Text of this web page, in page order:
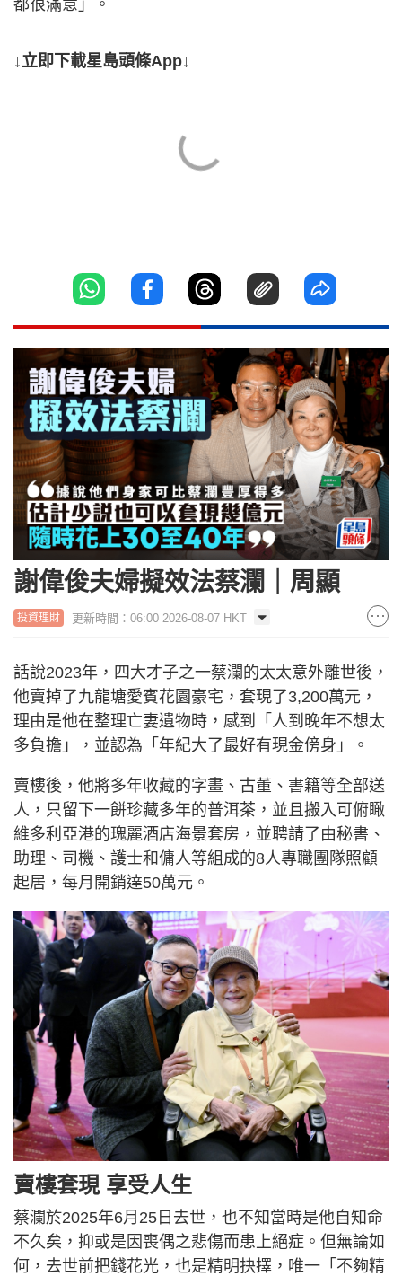
都很滿意」。
↓立即下載星島頭條App↓
謝偉俊夫婦擬效法蔡瀾｜周顯
投資理財 更新時間：06:00 2026-08-07 HKT
話說2023年，四大才子之一蔡瀾的太太意外離世後，
他賣掉了九龍塘愛賓花園豪宅，套現了3,200萬元，
理由是他在整理亡妻遺物時，感到「人到晚年不想太
多負擔」，並認為「年紀大了最好有現金傍身」。
賣樓後，他將多年收藏的字畫、古董、書籍等全部送
人，只留下一餅珍藏多年的普洱茶，並且搬入可俯瞰
維多利亞港的瑰麗酒店海景套房，並聘請了由秘書、
助理、司機、護士和傭人等組成的8人專職團隊照顧
起居，每月開銷達50萬元。
賣樓套現 享受人生
蔡瀾於2025年6月25日去世，也不知當時是他自知命
不久矣，抑或是因喪偶之悲傷而患上絕症。但無論如
何，去世前把錢花光，也是精明抉擇，唯一「不夠精